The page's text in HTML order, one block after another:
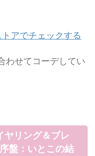
アでチェックする
わせてコーデしてい
ヤリング＆ブレ
盤：いとこの結